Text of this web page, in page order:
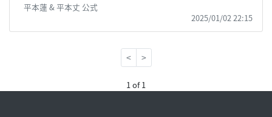
平本蓮 & 平本丈 公式
2025/01/02 22:15
< >
1 of 1